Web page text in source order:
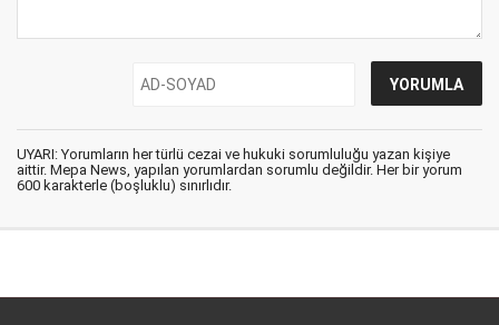
UYARI: Yorumların her türlü cezai ve hukuki sorumluluğu yazan kişiye
aittir. Mepa News, yapılan yorumlardan sorumlu değildir. Her bir yorum
600 karakterle (boşluklu) sınırlıdır.